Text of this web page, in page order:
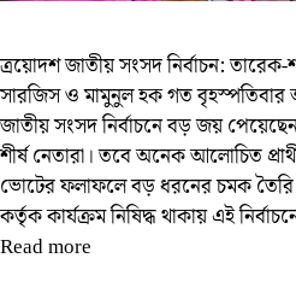
ত্রয়োদশ জাতীয় সংসদ নির্বাচন:
সারজিস ও মামুনুল হক গত বৃহস্পতিবার
জাতীয় সংসদ নির্বাচনে বড় জয়
শীর্ষ নেতারা। তবে অনেক আলোচিত
ভোটের ফলাফলে বড় ধরনের চমক তৈরি
কর্তৃক কার্যক্রম নিষিদ্ধ থাকায় এই
Read more